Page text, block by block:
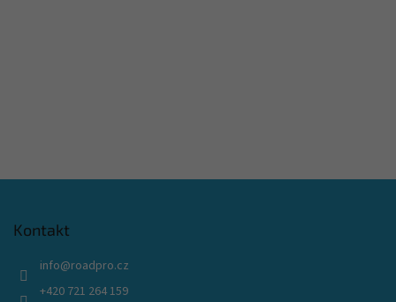
Kontakt
info@roadpro.cz
+420 721 264 159